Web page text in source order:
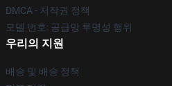
DMCA - 저작권 정책
모델 번호: 공급망 투명성 행위
우리의 지원
배송 및 배송 정책